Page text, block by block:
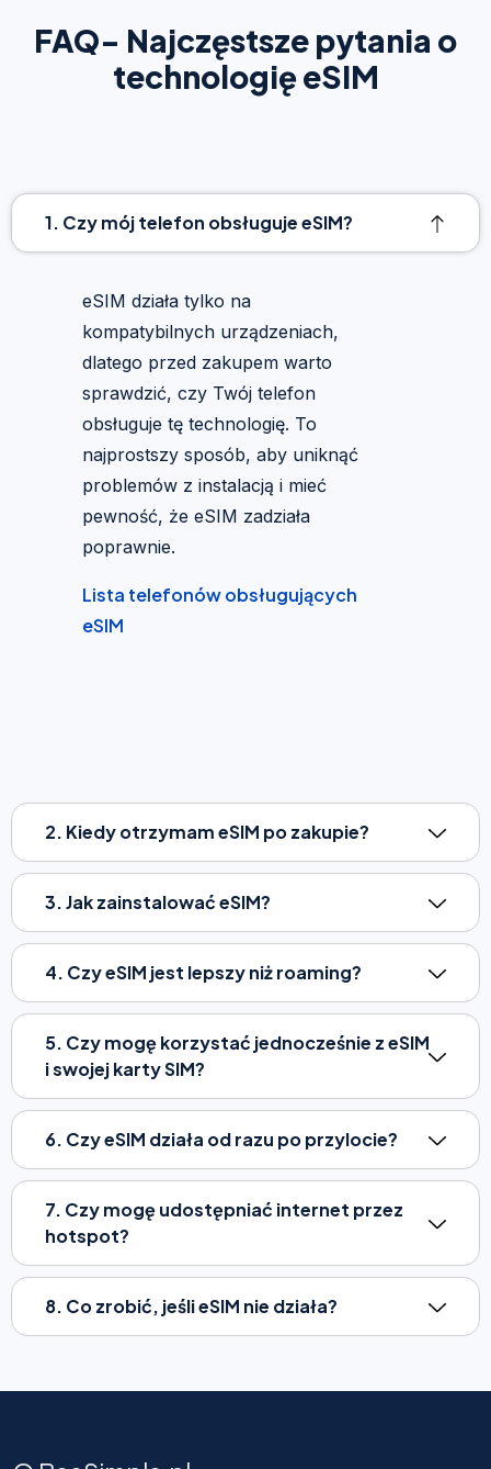
FAQ- Najczęstsze pytania o
technologię eSIM
1. Czy mój telefon obsługuje eSIM?
eSIM działa tylko na
kompatybilnych urządzeniach,
dlatego przed zakupem warto
sprawdzić, czy Twój telefon
obsługuje tę technologię. To
najprostszy sposób, aby uniknąć
problemów z instalacją i mieć
pewność, że eSIM zadziała
poprawnie.
Lista telefonów obsługujących
eSIM
2. Kiedy otrzymam eSIM po zakupie?
3. Jak zainstalować eSIM?
4. Czy eSIM jest lepszy niż roaming?
5. Czy mogę korzystać jednocześnie z eSIM
i swojej karty SIM?
6. Czy eSIM działa od razu po przylocie?
7. Czy mogę udostępniać internet przez
hotspot?
8. Co zrobić, jeśli eSIM nie działa?